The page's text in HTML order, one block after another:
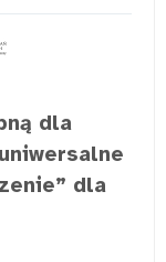
dla
dla